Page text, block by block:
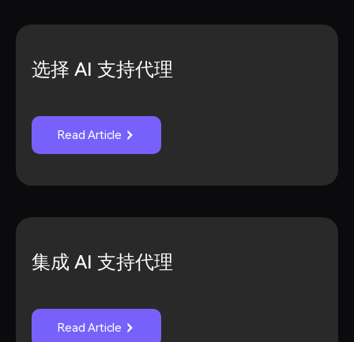
选择 AI 支持代理
Read Article
集成 AI 支持代理
Read Article